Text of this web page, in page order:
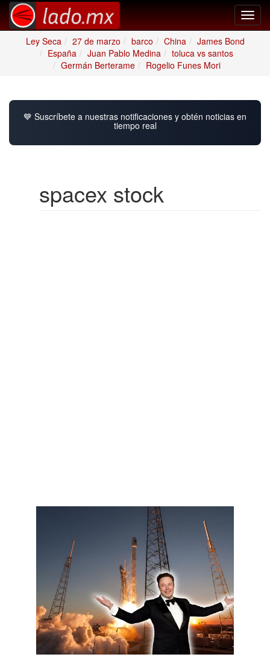
Ley Seca
27 de marzo barco China
James Bond
España
Juan Pablo Medina
toluca vs santos
Germán Berterame
Rogelio Funes Mori
💙 Suscríbete a nuestras notificaciones y obtén noticias en
tiempo real
spacex stock